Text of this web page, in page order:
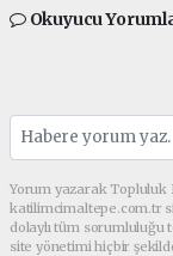
Okuyucu
Yorum yazarak Topluluk
katilimcimaltepe.com.tr
dolaylı tüm sorumluluğu
site yönetimi hiçbir